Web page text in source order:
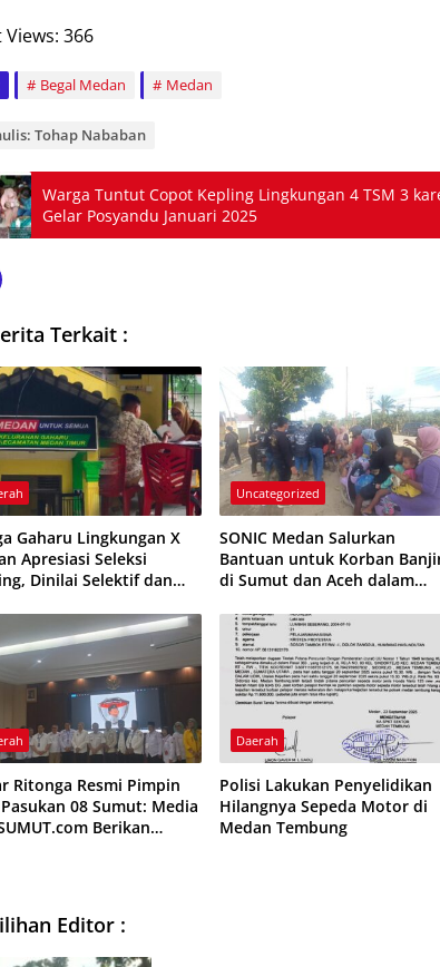
Views: 366
Begal Medan Medan
Tohap Nababan
Warga Tuntut Copot Kepling Lingkungan 4 TSM 3
Gelar Posyandu Januari 2025
Terkait :
Gaharu Lingkungan X
Apresiasi Seleksi
Dinilai Selektif dan
Uncategorized
SONIC Medan Salurkan
Bantuan untuk Korban
di Sumut dan Aceh dalam
Ritonga Resmi Pimpin
Pasukan 08 Sumut: Media
Berikan
Daerah
Polisi Lakukan Penyelidikan
Hilangnya Sepeda Motor di
Medan Tembung
Editor :